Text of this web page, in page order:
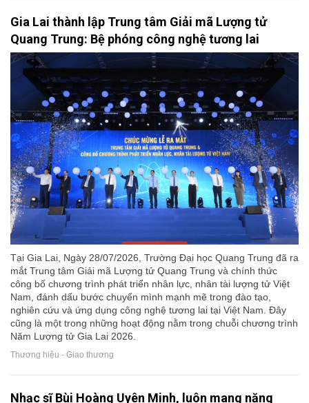
Gia Lai thành lập Trung tâm Giải mã Lượng tử
Quang Trung: Bệ phóng công nghệ tương lai
Tại Gia Lai, Ngày 28/07/2026, Trường Đại học Quang Trung đã ra
mắt Trung tâm Giải mã Lượng tử Quang Trung và chính thức
công bố chương trình phát triển nhân lực, nhân tài lượng tử Việt
Nam, đánh dấu bước chuyển mình mạnh mẽ trong đào tạo,
nghiên cứu và ứng dụng công nghệ tương lai tại Việt Nam. Đây
cũng là một trong những hoạt động nằm trong chuỗi chương trình
Năm Lượng tử Gia Lai 2026.
Thương hiệu - Giao thương
Nhạc sĩ Bùi Hoàng Uyên Minh, luôn mang nặng